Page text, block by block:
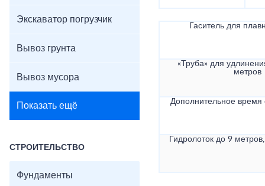
Экскаватор погрузчик
Вывоз грунта
Вывоз мусора
Показать ещё
СТРОИТЕЛЬСТВО
Фундаменты
Гаситель для
«Труба» для
метров
Дополнительное
Гидролоток до 9